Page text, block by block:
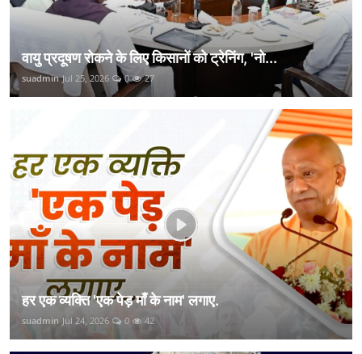
वायु प्रदूषण रोकने के लिए किसानों को ट्रेनिंग, 'नो...
suadmin Jul 25, 2026 0 27
हर एक व्यक्ति 'एक पेड़ माँ के नाम' लगाए.
suadmin Jul 24, 2026 0 42